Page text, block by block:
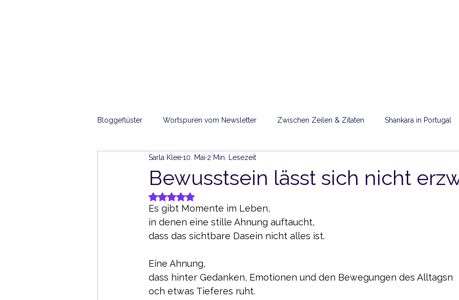
Bloggeflüster Wortspuren vom Newsletter Zwischen Zeilen & Zitaten Shankara in Portugal
Morgendämmerung der Sonnenworte
Bewusstsein lässt sich nicht
Sarla Klee10. Mai 2 Min. Lesezeit
Mit NaN von 5 Sternen bewertet.
Es gibt Momente im Leben,
in denen eine stille Ahnung auftaucht,
dass das sichtbare Dasein nicht alles ist.
Eine Ahnung,
dass hinter Gedanken, Emotionen und den Bewegungen des Alltagsn
och etwas Tieferes ruht.